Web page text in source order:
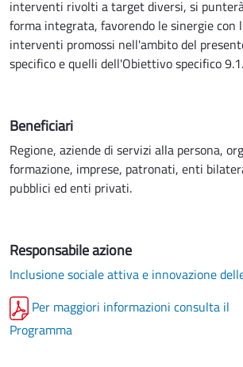
interventi rivolti a target diversi, si
forma integrata, favorendo le sinergie con
interventi promossi nell'ambito del
specifico e quelli dell'Obiettivo specifico 9.1.
Beneficiari
Regione, aziende di servizi alla persona,
formazione, imprese, patronati, enti
pubblici ed enti privati.
Responsabile azione
Inclusione sociale attiva e innovazione
Per maggiori informazioni consulta il
Programma